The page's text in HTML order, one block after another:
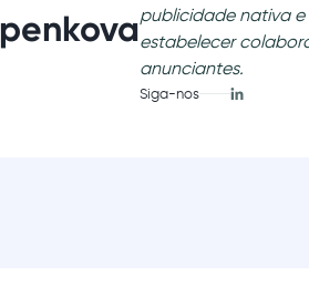
publicidade nativa e
estabelecer
anunciantes.
Siga-nos